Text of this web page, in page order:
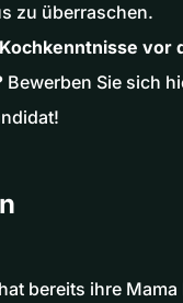
zu überraschen.
vor
Bewerben Sie sich
bereits ihre